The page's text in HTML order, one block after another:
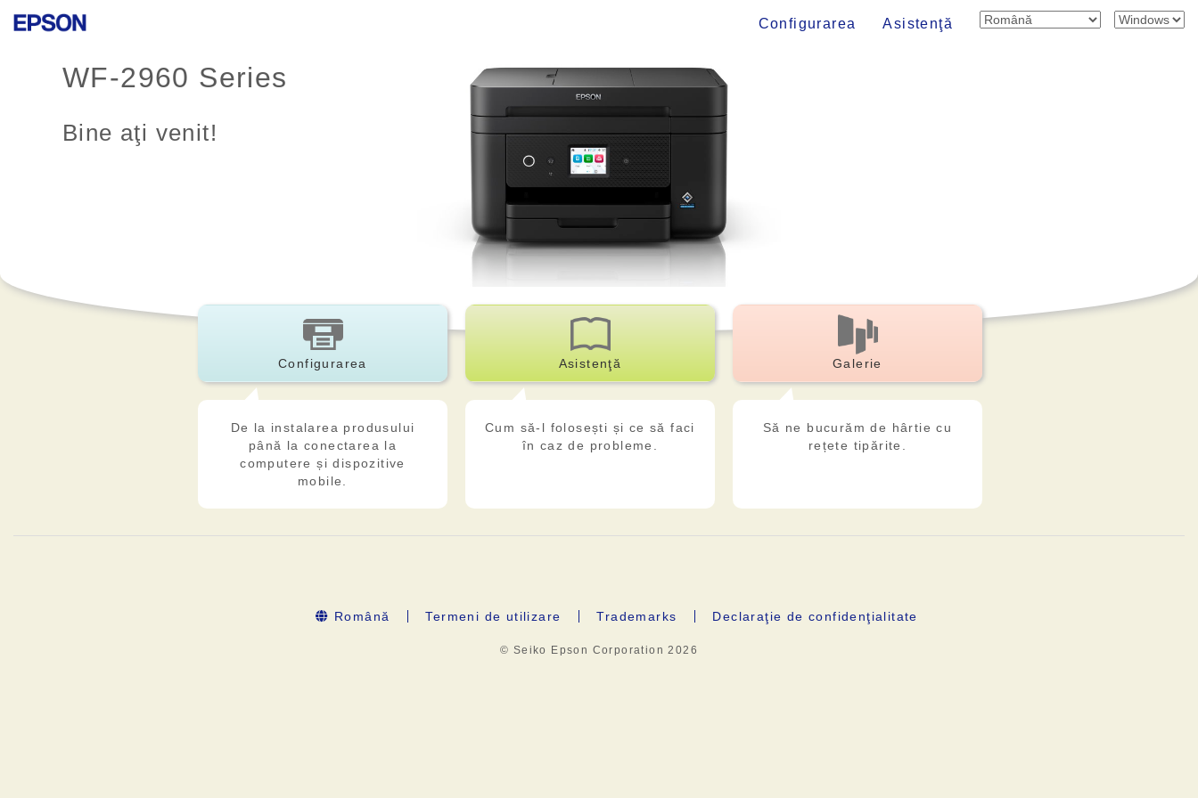
Configurarea Asistenţă
WF-2960 Series
Bine aţi venit!
Configurarea
De la instalarea produsului
până la conectarea la
computere și dispozitive
mobile.
Asistenţă
Cum să-l folosești și ce să faci
în caz de probleme.
Galerie
Să ne bucurăm de hârtie cu
rețete tipărite.
Română Termeni de utilizare Trademarks Declaraţie de confidenţialitate
© Seiko Epson Corporation2026